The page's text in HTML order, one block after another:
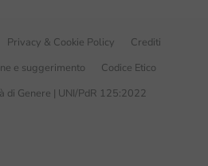
Privacy & Cookie Policy
Crediti
e suggerimento
Codice Etico
di Genere | UNI/PdR 125:2022